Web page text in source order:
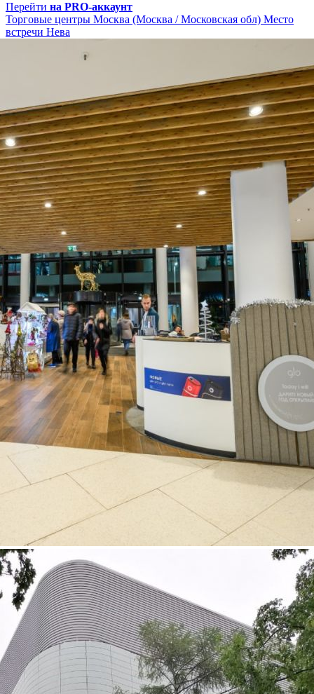
Перейти на PRO-аккаунт
Торговые центры Москва (Москва / Московская обл) Место
встречи Нева
Торговый центр
Место встречи Нева
Связаться с торговым центром
Районный Центр «Место встречи Нева», входящий в сеть 39
районных центров по всей Москве, объединяет товары и
услуги повседневного спроса, кинотеатр и рестораны. Центр
расположен в густонаселенном жилом районе Левобережный,
где в 15-минутной шаговой доступности от объекта
проживает более 57 тыс. жителей. Нева расположена в
прямой в...
8124 (+2)